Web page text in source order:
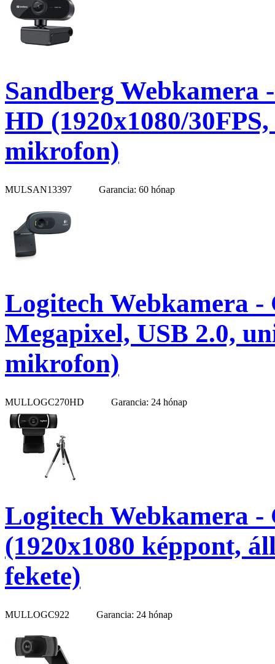
Sandberg Webkamera
HD (1920x1080/
mikrofon)
MULSAN13397 Garancia: 60 hónap
Logitech Webkamera -
Megapixel, USB 2.0,
mikrofon)
MULLOGC270HD Garancia: 24 hónap
Logitech Webkamera -
(1920x1080 képpont,
fekete)
MULLOGC922 Garancia: 24 hónap